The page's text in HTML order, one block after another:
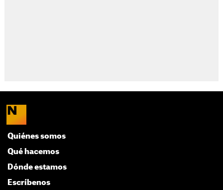
Quiénes somos
Qué hacemos
Dónde estamos
Escríbenos